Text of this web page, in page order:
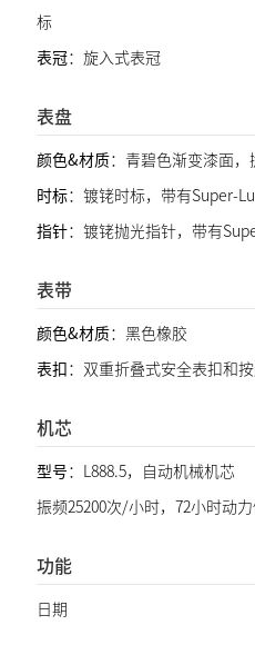
标
表冠：旋入式表冠
表盘
颜色&材质：青碧色渐变漆面，
时标：镀铑时标，带有Super-
指针：镀铑抛光指针，带有
表带
颜色&材质：黑色橡胶
表扣：双重折叠式安全表扣和
机芯
型号：L888.5，自动机械机芯
振频25200次/小时，72小时动
功能
日期